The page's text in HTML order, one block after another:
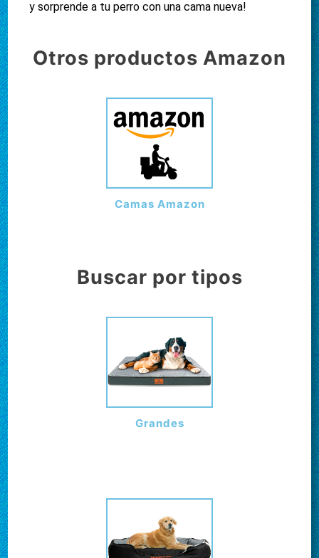
y sorprende a tu perro con una cama nueva!
Otros productos Amazon
Camas Amazon
Buscar por tipos
Grandes